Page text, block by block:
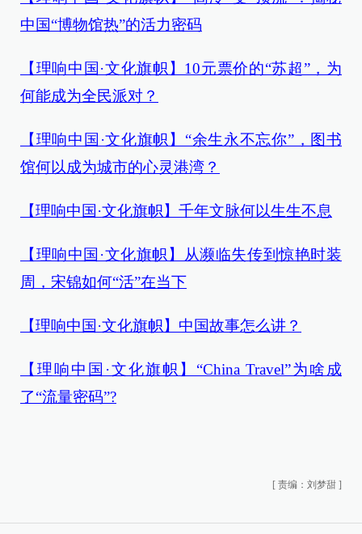
中国“博物馆热”的活力密码
【理响中国·文化旗帜】10元票价的“苏超”，为
何能成为全民派对？
【理响中国·文化旗帜】“余生永不忘你”，图书
馆何以成为城市的心灵港湾？
【理响中国·文化旗帜】千年文脉何以生生不息
【理响中国·文化旗帜】从濒临失传到惊艳时装
周，宋锦如何“活”在当下
【理响中国·文化旗帜】中国故事怎么讲？
【理响中国·文化旗帜】“China Travel”为啥成
了“流量密码”?
[ 责编：刘梦甜 ]